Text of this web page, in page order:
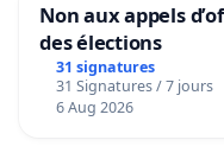
Non aux appels
des élections
31 signatures
31 Signatures / 7 jours
6 Aug 2026